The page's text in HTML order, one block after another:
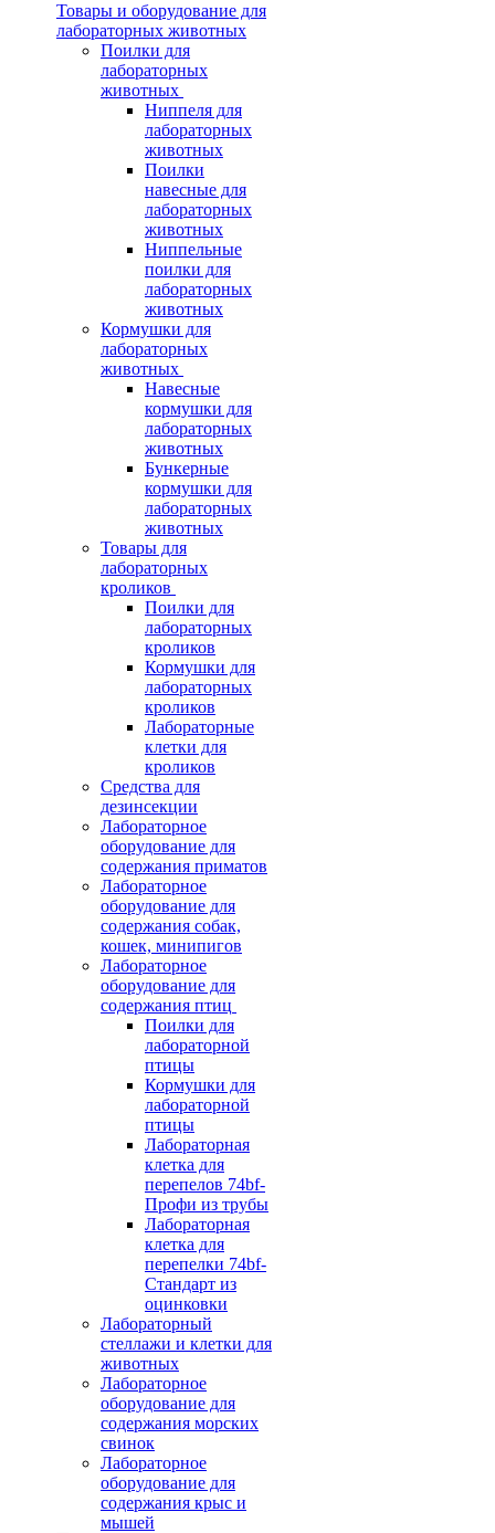
Товары и оборудование для
лабораторных животных
Поилки для
лабораторных
животных
Ниппеля для
лабораторных
животных
Поилки
навесные для
лабораторных
животных
Ниппельные
поилки для
лабораторных
животных
Кормушки для
лабораторных
животных
Навесные
кормушки для
лабораторных
животных
Бункерные
кормушки для
лабораторных
животных
Товары для
лабораторных
кроликов
Поилки для
лабораторных
кроликов
Кормушки для
лабораторных
кроликов
Лабораторные
клетки для
кроликов
Средства для
дезинсекции
Лабораторное
оборудование для
содержания приматов
Лабораторное
оборудование для
содержания собак,
кошек, минипигов
Лабораторное
оборудование для
содержания птиц
Поилки для
лабораторной
птицы
Кормушки для
лабораторной
птицы
Лабораторная
клетка для
перепелов 74bf-
Профи из трубы
Лабораторная
клетка для
перепелки 74bf-
Стандарт из
оцинковки
Лабораторный
стеллажи и клетки для
животных
Лабораторное
оборудование для
содержания морских
свинок
Лабораторное
оборудование для
содержания крыс и
мышей